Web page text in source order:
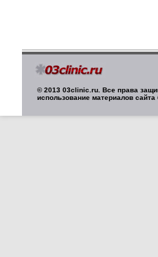
© 2013 03clinic.ru. Все права
использование материалов